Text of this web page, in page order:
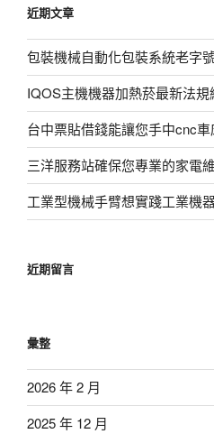
字:
近期文章
包裝機械自動化包裝系統老字
IQOS主機機器加熱菸最新法
台中票貼借錢能讓您手中cnc
三洋服務站確保您專業的家電
工業型機械手臂想實踐工業機
近期留言
彙整
2026 年 2 月
2025 年 12 月